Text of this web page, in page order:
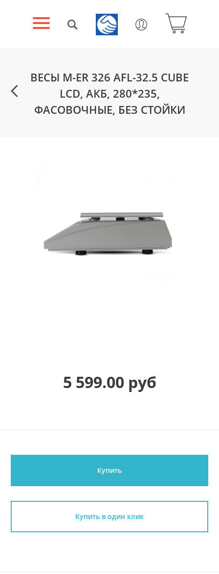
ВЕСЫ M-ER 326 AFL-32.5 CUBE
LCD, АКБ, 280*235,
ФАСОВОЧНЫЕ, БЕЗ СТОЙКИ
5 599.00 руб
Купить
Купить в один клик